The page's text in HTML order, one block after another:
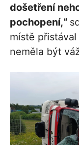
došetření
pochopení,“
místě
neměla být